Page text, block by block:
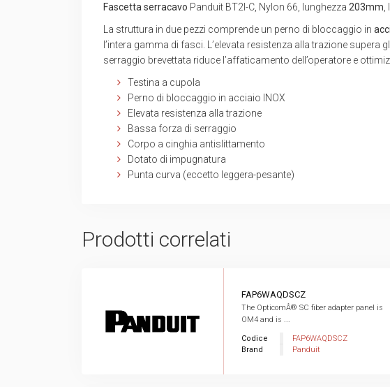
Fascetta serracavo Panduit BT2I-C, Nylon 66, lunghezza 203mm
La struttura in due pezzi comprende un perno di bloccaggio in
l’intera gamma di fasci. L’elevata resistenza alla trazione
serraggio brevettata riduce l’affaticamento dell’operatore e
Testina a cupola
Perno di bloccaggio in acciaio INOX
Elevata resistenza alla trazione
Bassa forza di serraggio
Corpo a cinghia antislittamento
Dotato di impugnatura
Punta curva (eccetto leggera-pesante)
Prodotti correlati
FAP6WAQDSCZ
The OpticomÂ® SC fiber adapter panel is
OM4 and is ...
Codice
FAP6WAQDSCZ
Brand
Panduit